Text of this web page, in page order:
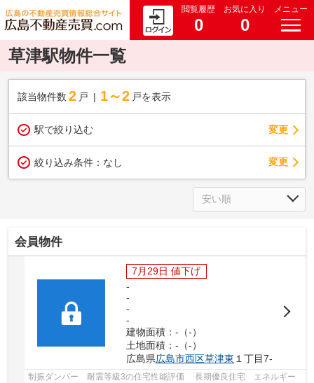
閲覧履歴
0
お気に入り
0
メニュー
草津駅物件一覧
該当物件数 2 戸 1～2 戸を表示
駅で絞り込む 変更
絞り込み条件： なし 変更
会員物件
7月29日 値下げ
-
-
-
-
建物面積：-（-）
土地面積：-（-）
広島県広島市西区草津東 １丁目7-
制振ダンパー 耐震等級3の住宅性能評価 長期優良住宅 エネルギー